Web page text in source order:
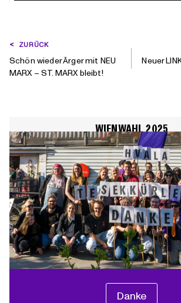
BEITRAGSNAVIGATION
ZURÜCK
Schön wieder Ärger mit NEU
MARX – ST. MARX bleibt!
Neuer
WIENWAHL 2025
Danke